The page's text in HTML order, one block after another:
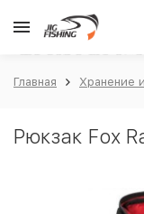
Главная Хранение
Рюкзак Fox